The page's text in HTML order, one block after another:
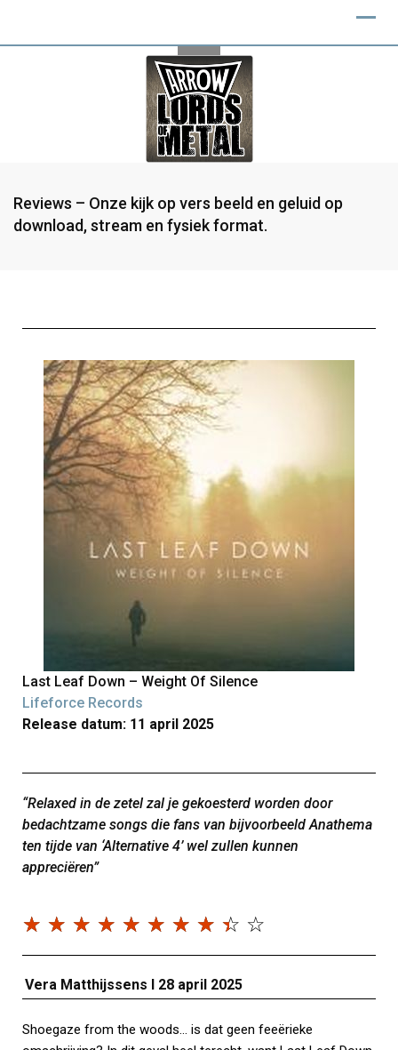
Reviews – Onze kijk op vers beeld en geluid op
download, stream en fysiek format.
Last Leaf Down – Weight Of Silence
Lifeforce Records
Release datum: 11 april 2025
“Relaxed in de zetel zal je gekoesterd worden door
bedachtzame songs die fans van bijvoorbeeld Anathema
ten tijde van ‘Alternative 4’ wel zullen kunnen
appreciëren”
☆ ☆ ☆ ☆ ☆ ☆ ☆ ☆ ☆ ☆
Vera Matthijssens I 28 april 2025
Shoegaze from the woods… is dat geen feeërieke